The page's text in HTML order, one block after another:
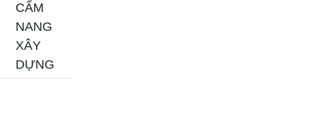
CẨM
NANG
XÂY
DỰNG